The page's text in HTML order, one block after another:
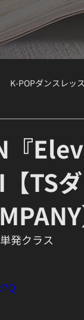
K-POPダンスレッ
コラム K-PO
『
TS
発クラス